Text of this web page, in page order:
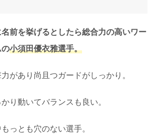
前を挙げるとしたら総合力の高いワー
小須田優衣雅選手。
があり尚且つガードがしっかり。
り動いてバランスも良い。
っとも穴のない選手。